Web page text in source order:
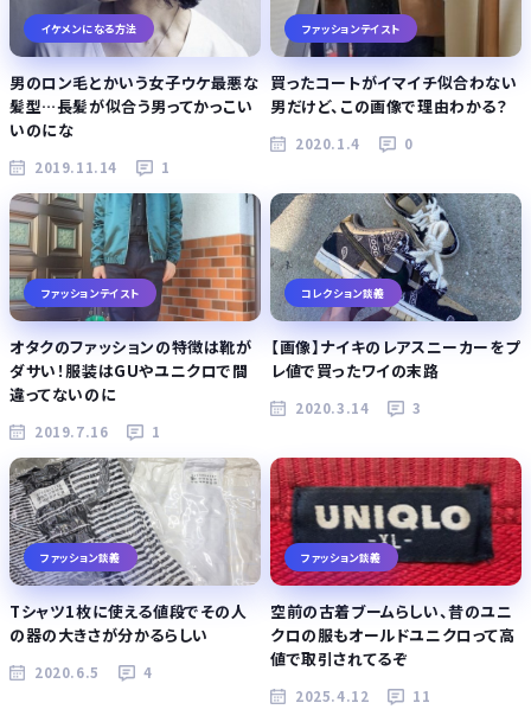
イケメンになる方法
男のロン毛とかいう女子ウケ最悪な
髪型…長髪が似合う男ってかっこい
いのにな
2019.11.14 1
ファッションテイスト
買ったコートがイマイチ似合わない
男だけど、この画像で理由わかる？
2020.1.4 0
ファッションテイスト
オタクのファッションの特徴は靴が
ダサい！服装はGUやユニクロで間
違ってないのに
2019.7.16 1
コレクション談義
【画像】ナイキのレアスニーカーをプ
レ値で買ったワイの末路
2020.3.14 3
ファッション談義
Tシャツ1枚に使える値段でその人
の器の大きさが分かるらしい
2020.6.5 4
ファッション談義
空前の古着ブームらしい、昔のユニ
クロの服もオールドユニクロって高
値で取引されてるぞ
2025.4.12 11